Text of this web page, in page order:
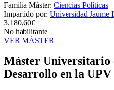
Familia Máster: Ciencias Políticas
Impartido por: Universidad Jaume
3.180,60€
No habilitante
VER MÁSTER
Máster Universitario
Desarrollo en la